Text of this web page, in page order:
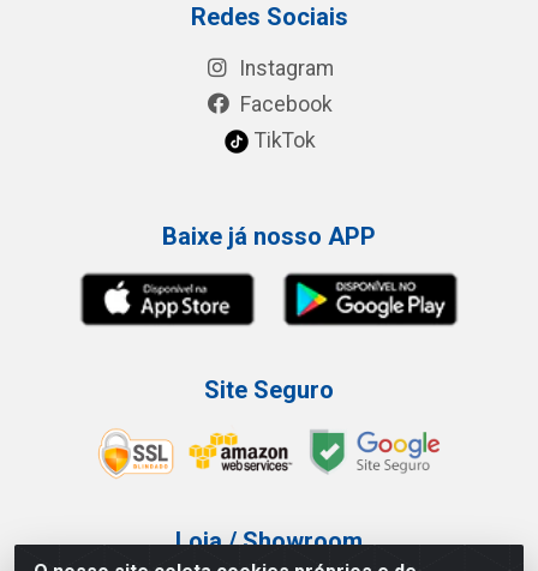
Redes Sociais
Instagram
Facebook
TikTok
Baixe já nosso APP
Site Seguro
Loja / Showroom